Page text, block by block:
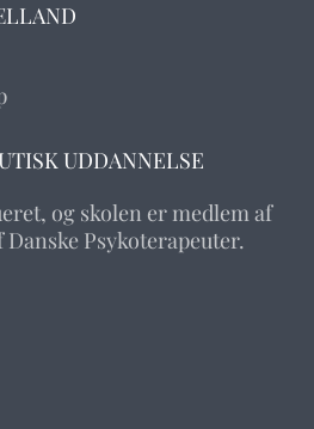
UDDANNELSE
og skolen er medlem af
Psykoterapeuter.